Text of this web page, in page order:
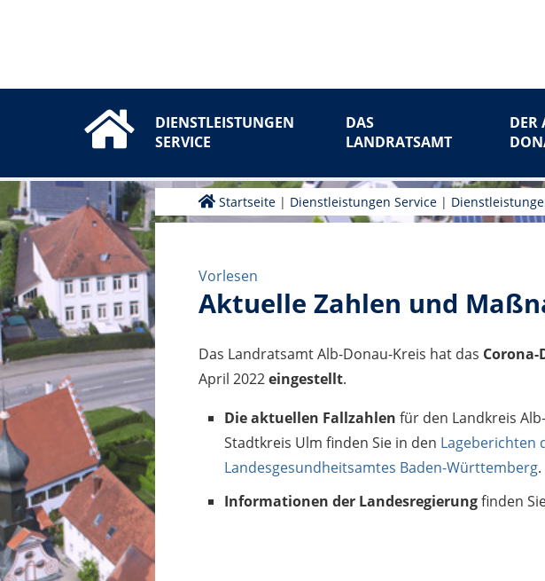
DIENSTLEISTUNGEN
SERVICE
DAS
LANDRATSAMT
DER
Startseite | Dienstleistungen Service |
Vorlesen
Aktuelle Zahlen und
Das Landratsamt Alb-Donau-Kreis hat das Corona-
April 2022eingestellt.
Die aktuellen Fallzahlen für den Landkreis
Stadtkreis Ulm finden Sie in den Lageberichten
Landesgesundheitsamtes Baden-Württemberg.
Informationen der Landesregierungfinden